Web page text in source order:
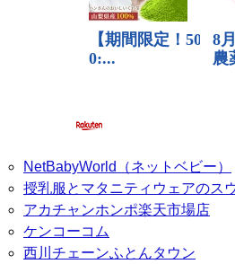
NetBabyWorld（ネットベビー）
授乳服とマタニティウェアのス
アカチャンホンポ楽天市場店
ケンコーコム
西川チェーンふとんタウン